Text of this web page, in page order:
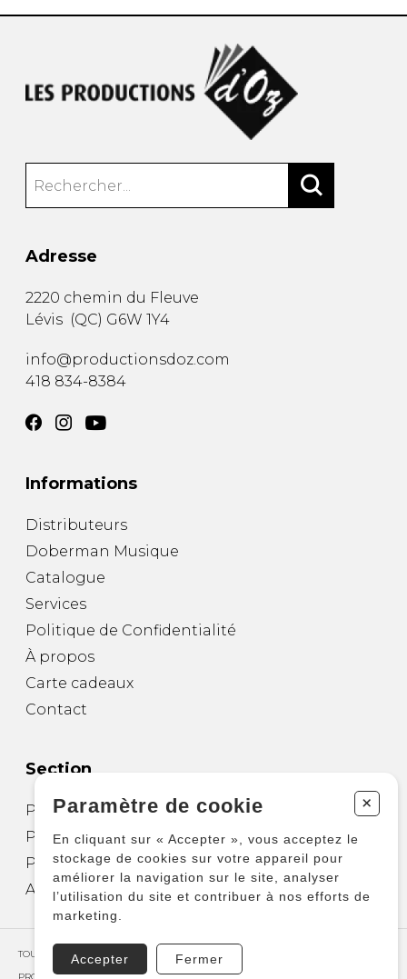
Adresse
2220 chemin du Fleuve
Lévis (QC) G6W 1Y4
info@productionsdoz.com
418 834-8384
Informations
Distributeurs
Doberman Musique
Catalogue
Services
Politique de Confidentialité
À propos
Carte cadeaux
Contact
Section
Partitions pour guitare
Partitions pour autres instruments
Partitions pour ensembles
Autres produits
TOUS DROITS RÉSERVÉS © COPYRIGHT 2026 – PRODUCTIONS D'OZ
Paramètre de cookie +
En cliquant sur « Accepter », vous acceptez le
stockage de cookies sur votre appareil pour
améliorer la navigation sur le site, analyser
l’utilisation du site et contribuer à nos efforts de
marketing.
Accepter Fermer